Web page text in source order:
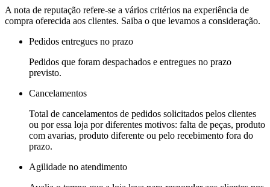
A nota de reputação refere-se a vários critérios na experiência de
compra oferecida aos clientes. Saiba o que levamos a consideração.
Pedidos entregues no prazo
Pedidos que foram despachados e entregues no prazo
previsto.
Cancelamentos
Total de cancelamentos de pedidos solicitados pelos clientes
ou por essa loja por diferentes motivos: falta de peças, produto
com avarias, produto diferente ou pelo recebimento fora do
prazo.
Agilidade no atendimento